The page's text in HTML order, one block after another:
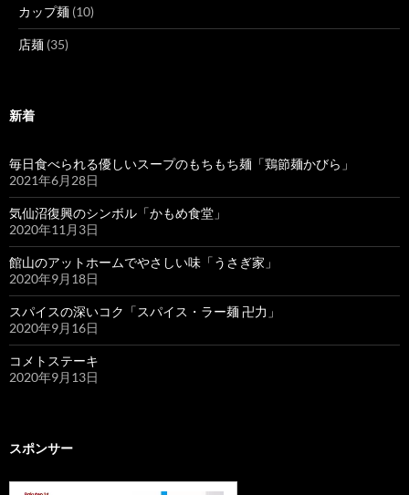
カップ麺 (10)
店麺 (35)
新着
毎日食べられる優しいスープのもちもち麺「鶏節麺かびら」
2021年6月28日
気仙沼復興のシンボル「かもめ食堂」
2020年11月3日
館山のアットホームでやさしい味「うさぎ家」
2020年9月18日
スパイスの深いコク「スパイス・ラー麺 卍力」
2020年9月16日
コメトステーキ
2020年9月13日
スポンサー